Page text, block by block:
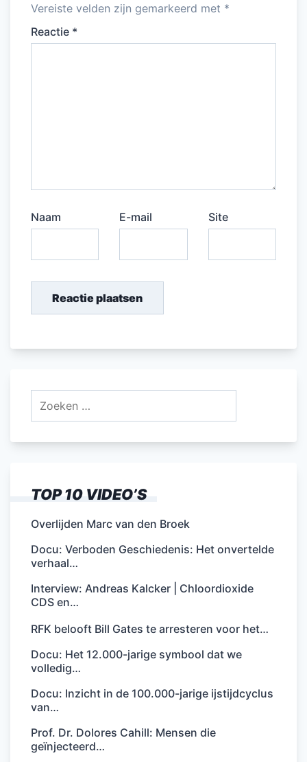
Vereiste velden zijn gemarkeerd met *
Reactie *
Naam E-mail Site
Zoeken
TOP 10 VIDEO’S
Overlijden Marc van den Broek
Docu: Verboden Geschiedenis: Het onvertelde
verhaal…
Interview: Andreas Kalcker | Chloordioxide
CDS en…
RFK belooft Bill Gates te arresteren voor het…
Docu: Het 12.000-jarige symbool dat we
volledig…
Docu: Inzicht in de 100.000-jarige ijstijdcyclus
van…
Prof. Dr. Dolores Cahill: Mensen die
geïnjecteerd…